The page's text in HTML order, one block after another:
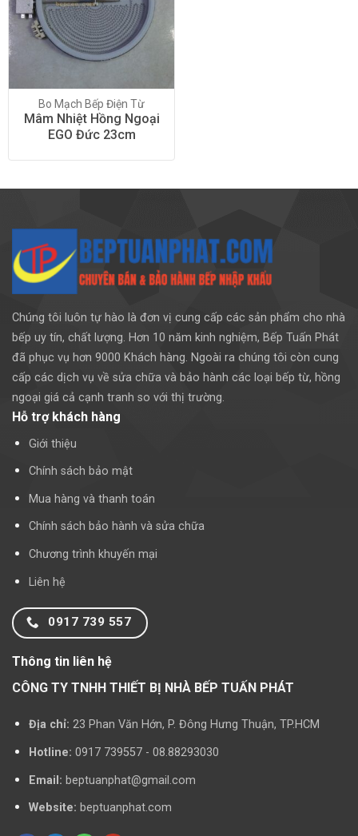
Bo Mạch Bếp Điện Từ
Mâm Nhiệt Hồng Ngoại
EGO Đức 23cm
Chúng tôi luôn tự hào là đơn vị cung cấp các sản phẩm cho nhà
bếp uy tín, chất lượng. Hơn 10 năm kinh nghiệm, Bếp Tuấn Phát
đã phục vụ hơn 9000 Khách hàng. Ngoài ra chúng tôi còn cung
cấp các dịch vụ về sửa chữa và bảo hành các loại bếp từ, hồng
ngoại giá cả cạnh tranh so với thị trường.
Hỗ trợ khách hàng
Giới thiệu
Chính sách bảo mật
Mua hàng và thanh toán
Chính sách bảo hành và sửa chữa
Chương trình khuyến mại
Liên hệ
0917 739 557
Thông tin liên hệ
CÔNG TY TNHH THIẾT BỊ NHÀ BẾP TUẤN PHÁT
Địa chỉ: 23 Phan Văn Hớn, P. Đông Hưng Thuận, TP.HCM
Hotline: 0917 739557 - 08.88293030
Email: beptuanphat@gmail.com
Website: beptuanphat.com